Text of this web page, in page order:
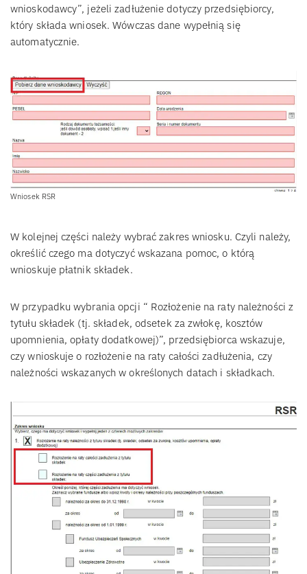
wnioskodawcy”, jeżeli zadłużenie dotyczy przedsiębiorcy,
który składa wniosek. Wówczas dane wypełnią się
automatycznie.
Wniosek RSR
W kolejnej części należy wybrać zakres wniosku. Czyli należy,
określić czego ma dotyczyć wskazana pomoc, o którą
wnioskuje płatnik składek.
W przypadku wybrania opcji “ Rozłożenie na raty należności z
tytułu składek (tj. składek, odsetek za zwłokę, kosztów
upomnienia, opłaty dodatkowej)”, przedsiębiorca wskazuje,
czy wnioskuje o rozłożenie na raty całości zadłużenia, czy
należności wskazanych w określonych datach i składkach.